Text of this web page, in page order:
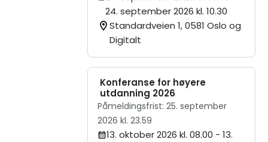
24. september 2026 kl. 10.30
Standardveien 1, 0581 Oslo og
Digitalt
Konferanse for høyere
utdanning 2026
Påmeldingsfrist: 25. september
2026 kl. 23.59
13. oktober 2026 kl. 08.00 - 13.